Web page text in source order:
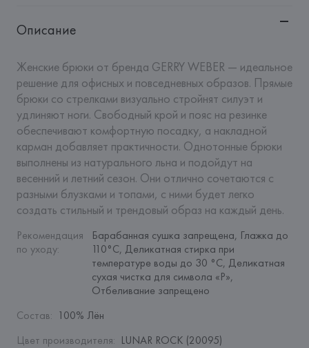
Описание
Женские брюки от бренда GERRY WEBER — идеальное
решение для офисных и повседневных образов. Прямые
брюки со стрелками визуально стройнят силуэт и
удлиняют ноги. Свободный крой и пояс на резинке
обеспечивают комфортную посадку, а накладной
карман добавляет практичности. Однотонные брюки
выполнены из натурального льна и подойдут на
весенний и летний сезон. Они отлично сочетаются с
разными блузками и топами, с ними будет легко
создать стильный и трендовый образ на каждый день.
Рекомендация
по уходу:
Барабанная сушка запрещена, Глажка до
110°C, Деликатная стирка при
температуре воды до 30 °C, Деликатная
сухая чистка для символа «P»,
Отбеливание запрещено
Состав: 100% Лён
Цвет производителя: LUNAR ROCK (20095)